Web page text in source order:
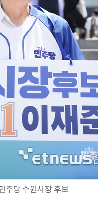
주당 수원시장 후보.
AI Native Enterprise를 지원하는 AI Ready Data 플랫폼 활용 전략